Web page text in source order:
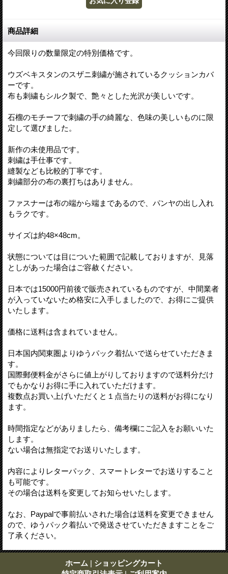
商品詳細
今回限りの数量限定の特別価格です。
ウズベキスタンのスザニ刺繍が施されているクッションカバ
ーです。
布も刺繍もシルク製で、艶々とした光沢が美しいです。
石榴のモチーフで刺繍の手の綺麗な、色味の美しいものに限
定して選びました。
新作の未使用品です。
刺繍は手仕事です。
縫製なども比較的丁寧です。
刺繍部分の布の裏打ちはありません。
ファスナーは布の端から端まであるので、パンヤの出し入れ
もラクです。
サイズは約48×48cm。
状態については目についた範囲で記載しておりますが、見落
としがあった場合はご容赦ください。
日本では15000円前後で販売されているものですが、中間業者
が入っていないため格安に入手しましたので、お得にご提供
いたします。
価格に送料は含まれていません。
日本国内関東圏よりゆうパック着払いで送らせていただきま
す。
国際郵便料金がさらに値上がりしておりますので送料分だけ
でもかなりお得に手に入れていただけます。
複数点お買い上げいただくと１点当たりの送料がお得になり
ます。
時間指定などがありましたら、備考欄にご記入をお願いいた
します。
ない場合は無指定でお送りいたします。
内容によりレターパック、スマートレターでお送りすること
も可能です。
その場合は送料を変更してお知らせいたします。
なお、Paypalで事前払いされた場合は送料を変更できません
ので、ゆうパック着払いで発送させていただきますことをご
了承ください。
ホーム | ショッピングカート